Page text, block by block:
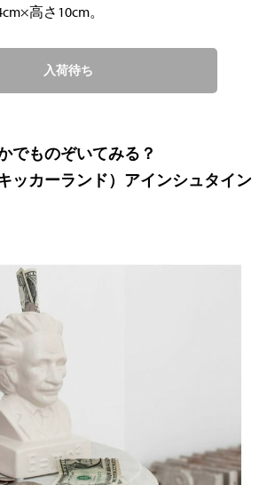
高さ10cm。
入荷待ち
でものぞいてみる？
ッカーランド）アインシュタイン